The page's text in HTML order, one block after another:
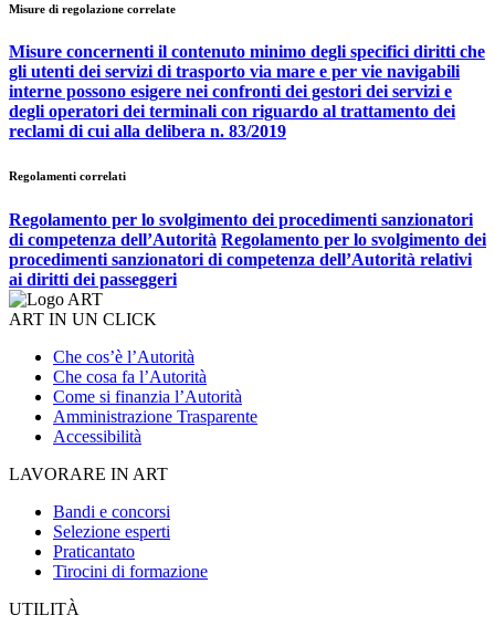
Misure di regolazione correlate
Misure concernenti il contenuto minimo degli specifici diritti che
gli utenti dei servizi di trasporto via mare e per vie navigabili
interne possono esigere nei confronti dei gestori dei servizi e
degli operatori dei terminali con riguardo al trattamento dei
reclami di cui alla delibera n. 83/2019
Regolamenti correlati
Regolamento per lo svolgimento dei procedimenti sanzionatori
di competenza dell’Autorità Regolamento per lo svolgimento dei
procedimenti sanzionatori di competenza dell’Autorità relativi
ai diritti dei passeggeri
ART IN UN CLICK
Che cos’è l’Autorità
Che cosa fa l’Autorità
Come si finanzia l’Autorità
Amministrazione Trasparente
Accessibilità
LAVORARE IN ART
Bandi e concorsi
Selezione esperti
Praticantato
Tirocini di formazione
UTILITÀ